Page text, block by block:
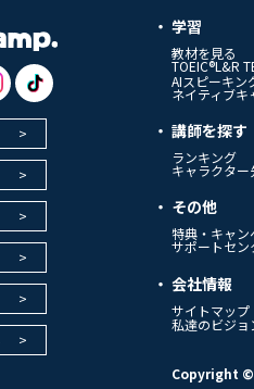
学習
教材を見る
TOEIC®L&R
AIスピーキン
ネイティブキ
講師を探す
ランキング
キャラクタ
その他
特典・キャン
サポートセン
会社情報
サイトマップ
私達のビジョ
Copyright ©